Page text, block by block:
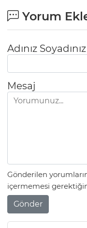
Yorum
Adınız Soyadınız
Mesaj
Gönderilen
içermemesi
Gönder